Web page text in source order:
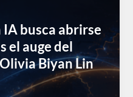
busca abrirse
el auge del
Biyan Lin